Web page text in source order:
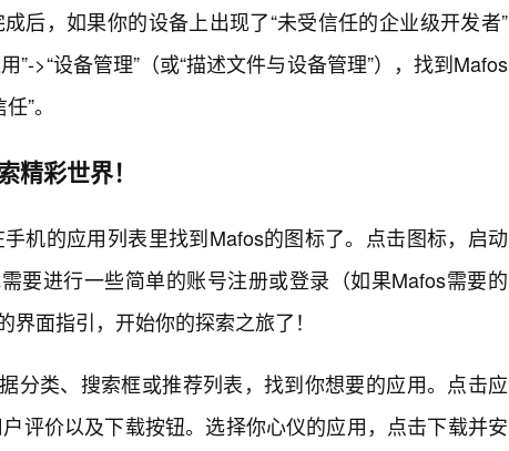
后，如果你的设备上出现了“未受信任的企业级开发者”
”->“设备管理”（或“描述文件与设备管理”），找到Mafos
”。
彩世界！
机的应用列表里找到Mafos的图标了。点击图标，启动
要进行一些简单的账号注册或登录（如果Mafos需要的
面指引，开始你的探索之旅了！
分类、搜索框或推荐列表，找到你想要的应用。点击应
评价以及下载按钮。选择你心仪的应用，点击下载并安